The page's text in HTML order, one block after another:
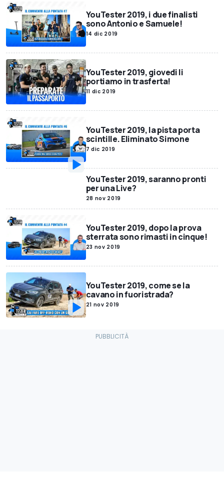
YouTester 2019, i due finalisti
sono Antonio e Samuele!
14 dic 2019
YouTester 2019, giovedi li
portiamo in trasferta!
11 dic 2019
YouTester 2019, la pista porta
scintille. Eliminato Simone
7 dic 2019
YouTester 2019, saranno pronti
per una Live?
28 nov 2019
YouTester 2019, dopo la prova
sterrata sono rimasti in cinque!
23 nov 2019
YouTester 2019, come se la
cavano in fuoristrada?
21 nov 2019